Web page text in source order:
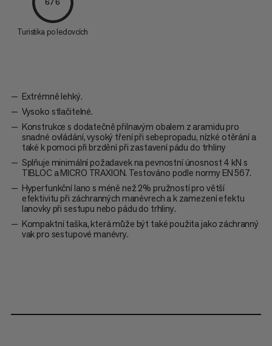
6/6
Turistika po ledovcích
Extrémně lehký.
Vysoko stlačitelné.
Konstrukce s dodatečně přilnavým obalem z aramidu pro
snadné ovládání, vysoký tření při sebepropadu, nízké otěrání a
také k pomoci při brzdění při zastavení pádu do trhliny
Splňuje minimální požadavek na pevnostní únosnost 4 kN s
TIBLOC a MICRO TRAXION. Testováno podle normy EN 567.
Hyperfunkční lano s méně než 2% pružností pro větší
efektivitu při záchranných manévrech a k zamezení efektu
lanovky při sestupu nebo pádu do trhliny.
Kompaktní taška, která může být také použita jako záchranný
vak pro sestupové manévry.